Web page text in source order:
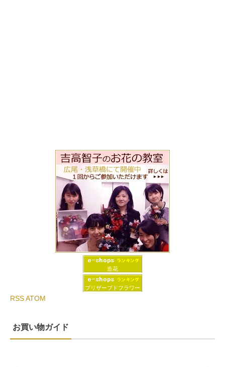
造花
プリザーブドフラワー
RSSATOM
お買い物ガイド